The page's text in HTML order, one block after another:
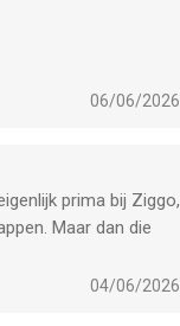
06/06/2026
prima bij Ziggo,
Maar dan die
koper04/06/2026